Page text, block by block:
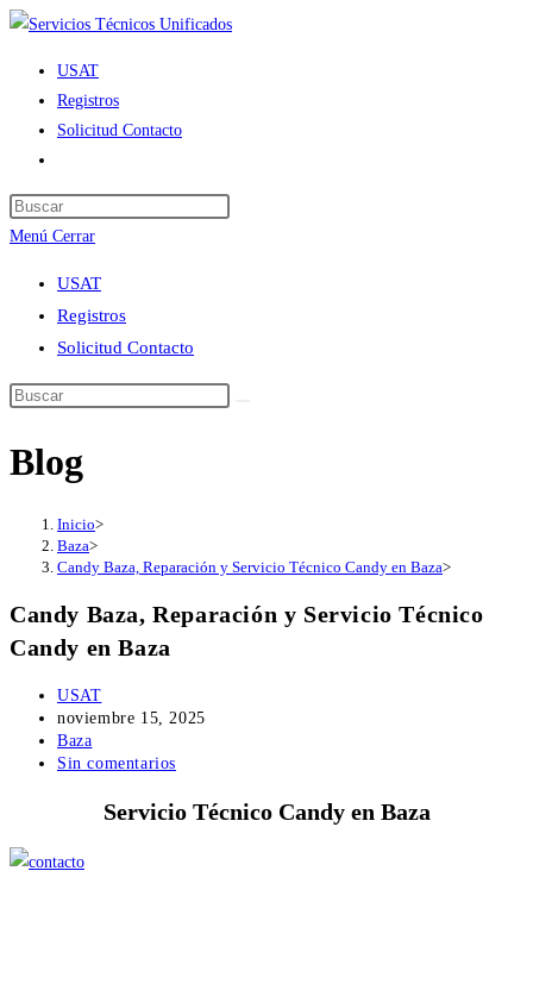
Ir
contenido
USAT
Registros
Solicitud Contacto
de
la
web
Menú Cerrar
USAT
Registros
Solicitud Contacto
Blog
Inicio>
Baza>
Candy Baza, Reparación y Servicio Técnico Candy en Baza>
Candy Baza, Reparación y Servicio Técnico
Candy en Baza
Autor
de
la
entrada:
USAT
Publicación
de
la
noviembre 15, 2025
Categoría
de
entrada:
Baza
Comentarios
Sin comentarios
Servicio Técnico Candy en Baza